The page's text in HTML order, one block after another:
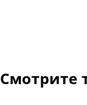
Смотрите